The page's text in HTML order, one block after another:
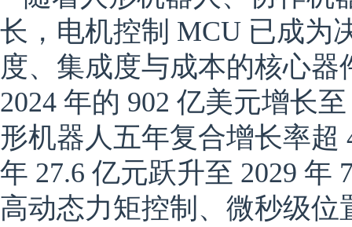
长，电机控制 MCU 已成为
度、集成度与成本的核心
2024 年的 902 亿美元增长
形机器人五年复合增长率超
年 27.6 亿元跃升至 2029 年
高动态力矩控制、微秒级